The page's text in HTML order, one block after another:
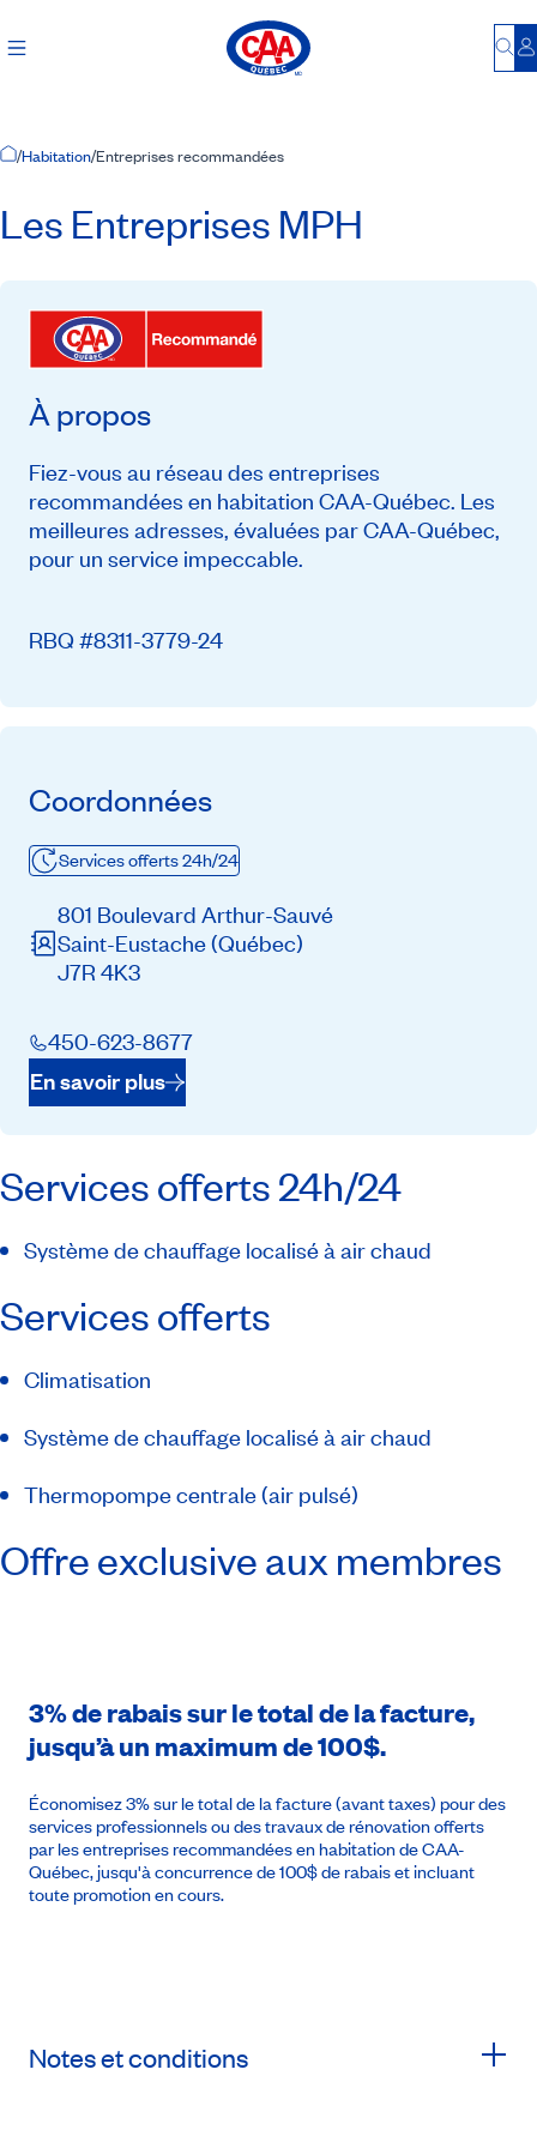
Accueil
/Habitation/Entreprises recommandées
Les Entreprises MPH
À propos
Fiez-vous au réseau des entreprises
recommandées en habitation CAA-Québec. Les
meilleures adresses, évaluées par CAA-Québec,
pour un service impeccable.
RBQ #8311-3779-24
Coordonnées
Services offerts 24h/24
801 Boulevard Arthur-Sauvé
Saint-Eustache(Québec)
J7R 4K3
450-623-8677
En savoir plus
Services offerts 24h/24
Système de chauffage localisé à air chaud
Services offerts
Climatisation
Système de chauffage localisé à air chaud
Thermopompe centrale (air pulsé)
Offre exclusive aux membres
3% de rabais sur le total de la facture,
jusqu’à un maximum de 100$.
Économisez 3% sur le total de la facture (avant taxes) pour des
services professionnels ou des travaux de rénovation offerts
par les entreprises recommandées en habitation de CAA-
Québec, jusqu'à concurrence de 100$ de rabais et incluant
toute promotion en cours.
Notes et conditions